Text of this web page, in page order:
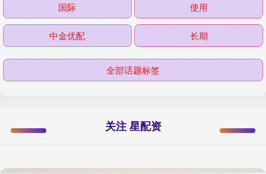
国际 使用
中金优配 长期
全部话题标签
关注 星配资